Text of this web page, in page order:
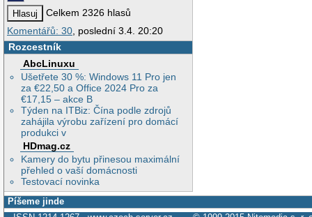
Celkem 2326 hlasů
Komentářů: 30 , poslední 3.4. 20:20
Rozcestník
AbcLinuxu
Ušetřete 30 %: Windows 11 Pro jen
za €22,50 a Office 2024 Pro za
€17,15 – akce B
Týden na ITBiz: Čína podle zdrojů
zahájila výrobu zařízení pro domácí
produkci v
HDmag.cz
Kamery do bytu přinesou maximální
přehled o vaší domácnosti
Testovací novinka
Píšeme jinde